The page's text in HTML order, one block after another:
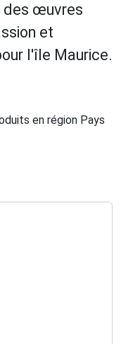
des œuvres
et
l'île Maurice.
en région Pays